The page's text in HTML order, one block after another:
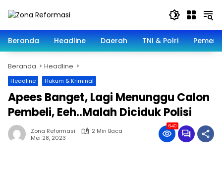
Beranda
Headline Daerah TNI & Polri
Beranda Headline
Headline Hukum & Kriminal
Apees Banget, Lagi Menunggu Calon
Pembeli, Eeh..Malah Diciduk Polisi
Zona Reformasi
2 Min Baca
Mei 28, 2023
640